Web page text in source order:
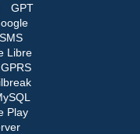
GPT
SMS
Libre
GPRS
Play